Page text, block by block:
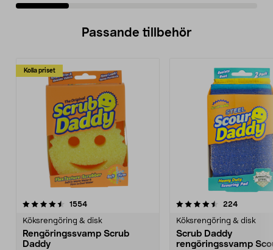
Passande tillbehör
Kolla priset
1554recensioner
Köksrengöring & disk
Rengöringssvamp Scrub
Daddy
4.5av 5 stjärnor 224
Köksrengöring & disk
Scrub Daddy
rengöringssvamp
4.5av 5 stjärnor